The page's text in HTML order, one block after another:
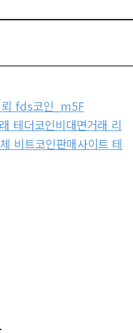
fds코인_m5F
테더코인비대면거래 리
비트코인판매사이트 테